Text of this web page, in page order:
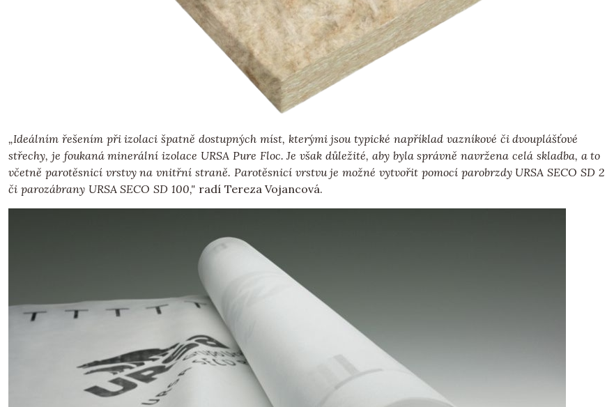
„Ideálním řešením při izolaci špatně dostupných míst, kterými jsou typické například vazníkové či dvouplášťové
střechy, je foukaná minerální izolace URSA Pure Floc. Je však důležité, aby byla správně navržena celá skladba, a to
včetně parotěsnicí vrstvy na vnitřní straně. Parotěsnicí vrstvu je možné vytvořit pomocí parobrzdy URSA SECO SD 2
či parozábrany URSA SECO SD 100," radí Tereza Vojancová.